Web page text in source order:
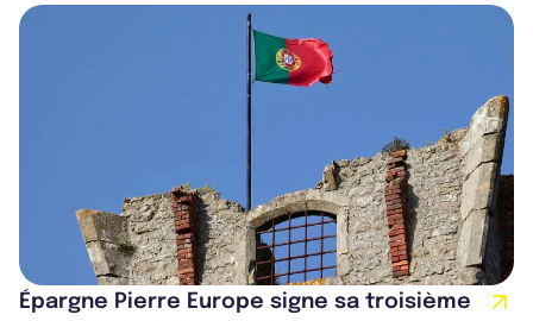
Épargne Pierre Europe signe sa troisième